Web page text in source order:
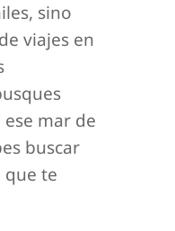
sino
viajes en
mar de
buscar
que te